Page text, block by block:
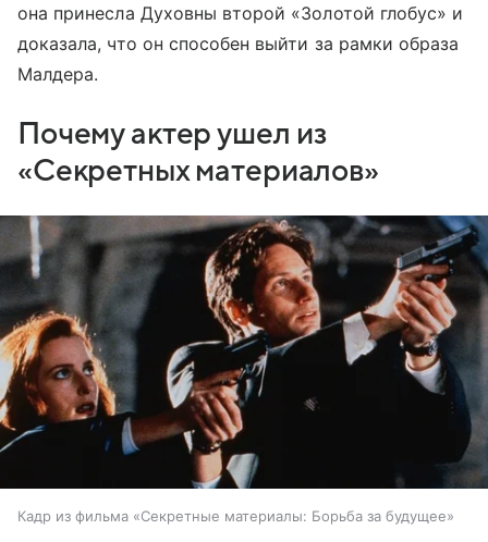
она принесла Духовны второй «Золотой глобус» и
доказала, что он способен выйти за рамки образа
Малдера.
Почему актер ушел из
«Секретных материалов»
Кадр из фильма «Секретные материалы: Борьба за будущее»